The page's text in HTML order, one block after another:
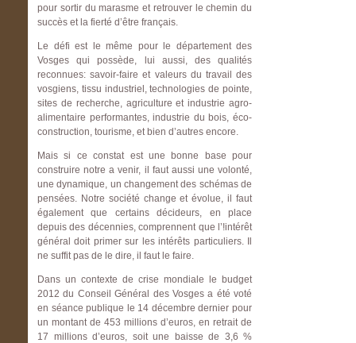
pour sortir du marasme et retrouver le chemin du
succès et la fierté d’être français.
Le défi est le même pour le département des
Vosges qui possède, lui aussi, des qualités
reconnues: savoir-faire et valeurs du travail des
vosgiens, tissu industriel, technologies de pointe,
sites de recherche, agriculture et industrie agro-
alimentaire performantes, industrie du bois, éco-
construction, tourisme, et bien d’autres encore.
Mais si ce constat est une bonne base pour
construire notre a venir, il faut aussi une volonté,
une dynamique, un changement des schémas de
pensées. Notre société change et évolue, il faut
également que certains décideurs, en place
depuis des décennies, comprennent que l’!intérêt
général doit primer sur les intérêts particuliers. Il
ne suffit pas de le dire, il faut le faire.
Dans un contexte de crise mondiale le budget
2012 du Conseil Général des Vosges a été voté
en séance publique le 14 décembre dernier pour
un montant de 453 millions d’euros, en retrait de
17 millions d’euros, soit une baisse de 3,6 %